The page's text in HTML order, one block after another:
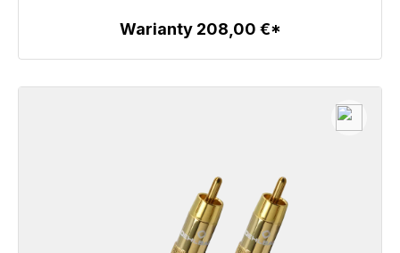
Szczegóły
Warianty 208,00 €*